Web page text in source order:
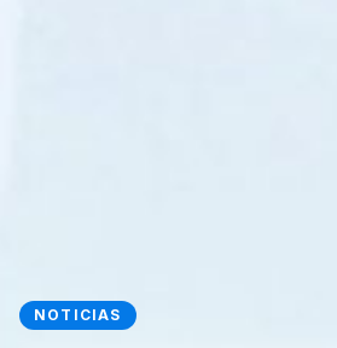
NOTICIAS